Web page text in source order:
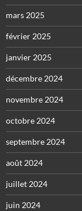
mars 2025
février 2025
janvier 2025
décembre 2024
novembre 2024
octobre 2024
septembre 2024
août 2024
juillet 2024
juin 2024